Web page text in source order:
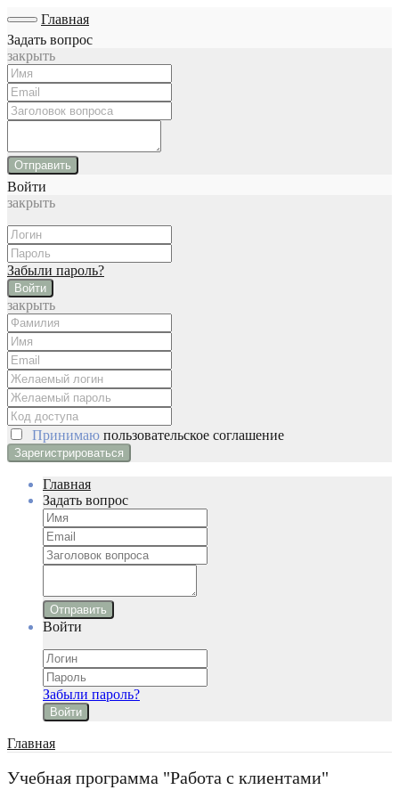
Главная
Задать вопрос
закрыть
Отправить
Войти
закрыть
Забыли пароль?
Войти
закрыть
Принимаю пользовательское соглашение
Главная
Задать вопрос
Отправить
Войти
Забыли пароль?
Войти
Главная
Учебная программа "Работа с клиентами"